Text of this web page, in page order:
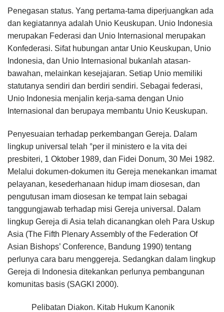
Penegasan status. Yang pertama-tama diperjuangkan ada
dan kegiatannya adalah Unio Keuskupan. Unio Indonesia
merupakan Federasi dan Unio Internasional merupakan
Konfederasi. Sifat hubungan antar Unio Keuskupan, Unio
Indonesia, dan Unio Internasional bukanlah atasan-
bawahan, melainkan kesejajaran. Setiap Unio memiliki
statutanya sendiri dan berdiri sendiri. Sebagai federasi,
Unio Indonesia menjalin kerja-sama dengan Unio
Internasional dan berupaya membantu Unio Keuskupan.
Penyesuaian terhadap perkembangan Gereja. Dalam
lingkup universal telah °per il ministero e la vita dei
presbiteri, 1 Oktober 1989, dan Fidei Donum, 30 Mei 1982.
Melalui dokumen-dokumen itu Gereja menekankan imamat
pelayanan, kesederhanaan hidup imam diosesan, dan
pengutusan imam diosesan ke tempat lain sebagai
tanggungjawab terhadap misi Gereja universal. Dalam
lingkup Gereja di Asia telah dicanangkan oleh Para Uskup
Asia (The Fifth Plenary Assembly of the Federation Of
Asian Bishops’ Conference, Bandung 1990) tentang
perlunya cara baru menggereja. Sedangkan dalam lingkup
Gereja di Indonesia ditekankan perlunya pembangunan
komunitas basis (SAGKI 2000).
Pelibatan Diakon. Kitab Hukum Kanonik